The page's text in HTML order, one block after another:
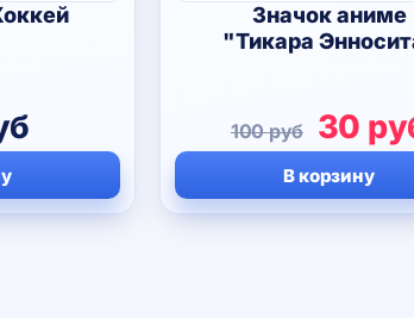
Значок аниме
"Тикара
100руб
цена
30
В корзину